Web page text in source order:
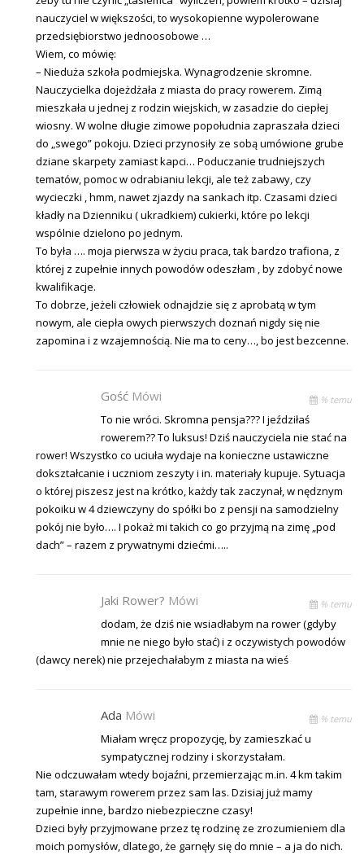
nauczyciel w większości, to wysokopienne wypolerowane
przedsiębiorstwo jednoosobowe …
Wiem, co mówię:
– Nieduża szkoła podmiejska. Wynagrodzenie skromne.
Nauczycielka dojeżdżała z miasta do pracy rowerem. Zimą
mieszkała u jednej z rodzin wiejskich, w zasadzie do ciepłej
wiosny. W wolne długie zimowe popołudnia zapraszała dzieci
do „swego” pokoju. Dzieci przynosiły ze sobą umówione grube
dziane skarpety zamiast kapci… Poduczanie trudniejszych
tematów, pomoc w odrabianiu lekcji, ale też zabawy, czy
wycieczki , hmm, nawet zjazdy na sankach itp. Czasami dzieci
kładły na Dzienniku ( ukradkiem) cukierki, które po lekcji
wspólnie dzielono po jednym.
To była …. moja pierwsza w życiu praca, tak bardzo trafiona, z
której z zupełnie innych powodów odeszłam , by zdobyć nowe
kwalifikacje.
To dobrze, jeżeli człowiek odnajdzie się z aprobatą w tym
nowym, ale ciepła owych pierwszych doznań nigdy się nie
zapomina i z wzajemnością. Nie ma to ceny…, bo jest bezcenne.
Gość Mówi % temu
To nie wróci. Skromna pensja??? I jeździłaś
rowerem?? To luksus! Dziś nauczyciela nie stać na
rower! Wszystko co uciuła wydaje na konieczne ustawiczne
dokształcanie i uczniom zeszyty i in. materiały kupuje. Sytuacja
o której piszesz jest na krótko, każdy tak zaczynał, w nędznym
pokoiku w 4 dziewczyny do spółki bo z pensji na samodzielny
pokój nie było…. I pokaż mi takich co go przyjmą na zimę „pod
dach” – razem z prywatnymi dziećmi…..
Jaki Rower? Mówi % temu
dodam, że dziś nie wsiadłabym na rower (gdyby
mnie ne niego było stać) i z oczywistych powodów
(dawcy nerek) nie przejechałabym z miasta na wieś
Ada Mówi % temu
Miałam wręcz propozycję, by zamieszkać u
sympatycznej rodziny i skorzystałam.
Nie odczuwałam wtedy bojaźni, przemierzając m.in. 4 km takim
tam, starawym rowerem przez sam las. Dzisiaj już mamy
zupełnie inne, bardzo niebezpieczne czasy!
Dzieci były przyjmowane przez tę rodzinę ze zrozumieniem dla
moich pomysłów, dlatego, że garnęły się do mnie – a ja do nich.